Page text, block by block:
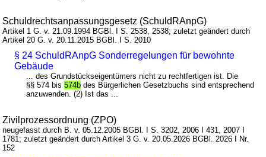
Schuldrechtsanpassungsgesetz (SchuldRAnpG)
Artikel 1 G. v. 21.09.1994 BGBl. I S. 2538, 2538; zuletzt geändert durch
Artikel 20 G. v. 20.11.2015 BGBl. I S. 2010
§ 24 SchuldRAnpG Sonderregelungen für bewohnte
Gebäude
... des Grundstückseigentümers nicht zu rechtfertigen ist. Die
§§ 574 bis574b des Bürgerlichen Gesetzbuchs sind entsprechend
anzuwenden. (2) Ist das ...
Zivilprozessordnung (ZPO)
neugefasst durch B. v. 05.12.2005 BGBl. I S. 3202, 2006 I 431, 2007 I
1781; zuletzt geändert durch Artikel 3 G. v. 20.05.2026 BGBl. 2026 I Nr.
152